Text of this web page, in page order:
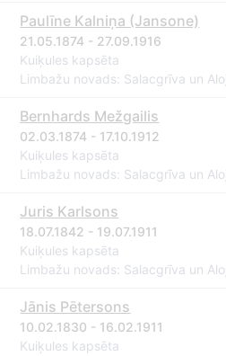
Paulīne Kalniņa (Jansone)
21.05.1874 - 27.09.1916
Kuiķules kapsēta
Limbažu novads: Salacgrīva un
Bernhards Mežgailis
02.03.1874 - 17.10.1912
Kuiķules kapsēta
Limbažu novads: Salacgrīva un
Juris Karlsons
18.07.1842 - 19.07.1911
Kuiķules kapsēta
Limbažu novads: Salacgrīva un
Jānis Pētersons
10.02.1830 - 16.02.1911
Kuiķules kapsēta